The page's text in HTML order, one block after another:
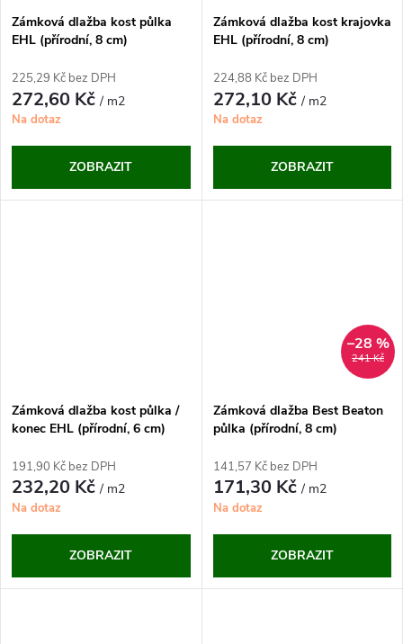
Zámková dlažba kost půlka
EHL (přírodní, 8 cm)
225,29 Kč bez DPH
272,60 Kč/ m2
Na dotaz
ZOBRAZIT
Zámková dlažba kost krajovka
EHL (přírodní, 8 cm)
224,88 Kč bez DPH
272,10 Kč/ m2
Na dotaz
ZOBRAZIT
Zámková dlažba kost půlka /
konec EHL (přírodní, 6 cm)
191,90 Kč bez DPH
232,20 Kč/ m2
Na dotaz
ZOBRAZIT
241 Kč
–28 %
Zámková dlažba Best Beaton
půlka (přírodní, 8 cm)
141,57 Kč bez DPH
171,30 Kč/ m2
Na dotaz
ZOBRAZIT